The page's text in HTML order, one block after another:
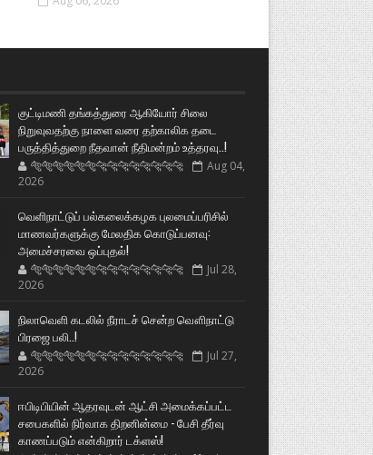
குட்டிமணி தங்கத்துரை ஆகியோர் சிலை
நிறுவுவதற்கு நாளை வரை தற்காலிக தடை
பருத்தித்துறை நீதவான் நீதிமன்றம் உத்தரவு..!
🐅🐅🐅🐅🐅🐅🐆🐆🐆🐆🐆🐆🐆🐆
Aug 04,
2026
வெளிநாட்டுப் பல்கலைக்கழக புலமைப்பரிசில்
மாணவர்களுக்கு மேலதிக கொடுப்பனவு:
அமைச்சரவை ஒப்புதல்!
🐅🐅🐅🐅🐅🐅🐆🐆🐆🐆🐆🐆🐆🐆
Jul 28,
2026
நிலாவெளி கடலில் நீராடச் சென்ற வௌிநாட்டு
பிரஜை பலி..!
🐅🐅🐅🐅🐅🐅🐆🐆🐆🐆🐆🐆🐆🐆
Jul 27,
2026
ஈபிடிபியின் ஆதரவுடன் ஆட்சி அமைக்கப்பட்ட
சபைகளில் நிர்வாக திறனின்மை - பேசி தீர்வு
காணப்படும் என்கிறார் டக்ளஸ்!